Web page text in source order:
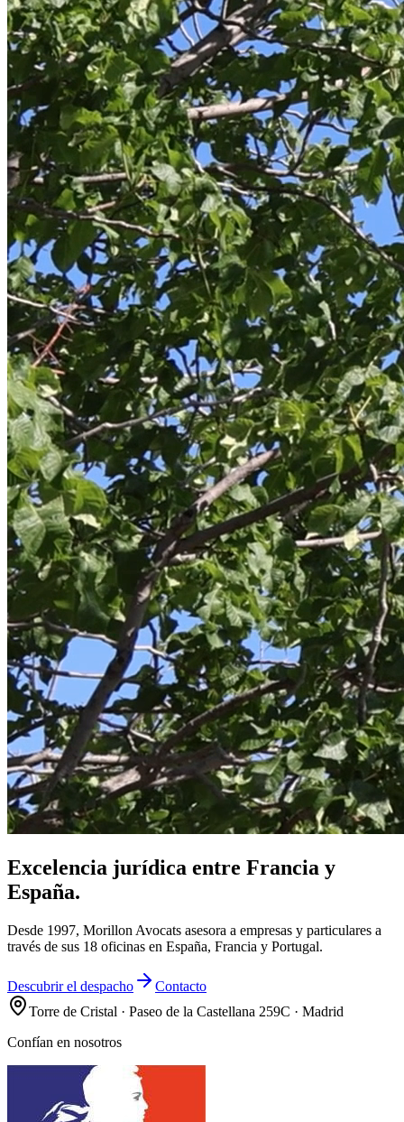
Excelencia jurídica entre Francia y
España.
Desde 1997, Morillon Avocats asesora a empresas y particulares a
través de sus 18 oficinas en España, Francia y Portugal.
Descubrir el despacho
Contacto
Torre de Cristal · Paseo de la Castellana 259C · Madrid
Confían en nosotros